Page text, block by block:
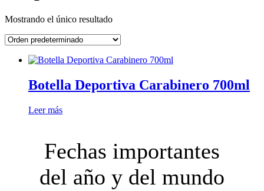
Mostrando el único resultado
Botella Deportiva Carabinero 700ml
Leer más
Fechas importantes
del año y del mundo